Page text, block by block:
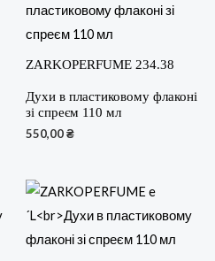
ZARKOPERFUME 234.38
Духи в пластиковому флаконі
зі спреєм 110 мл
550,00₴